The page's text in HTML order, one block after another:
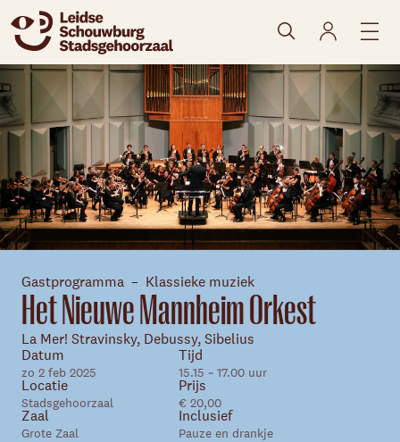
Skip navigatie
naar agenda
Gastprogramma Klassieke muziek
Het Nieuwe Mannheim Orkest
La Mer! Stravinsky, Debussy, Sibelius
Datum
zo 2 feb 2025
Tijd
15.15 ~ 17.00 uur
Locatie
Stadsgehoorzaal
Prijs
€ 20,00
Zaal
Grote Zaal
Inclusief
Pauze en drankje